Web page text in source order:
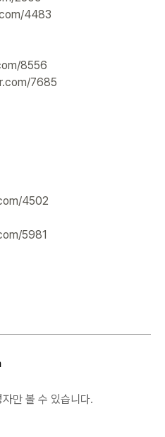
4483
8556
7685
4502
5981
만 볼 수 있습니다.